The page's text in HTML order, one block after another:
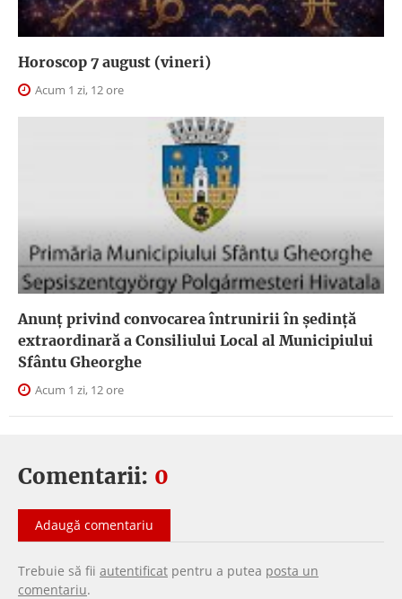
Horoscop 7 august (vineri)
Acum 1 zi, 12 ore
Anunţ privind convocarea întrunirii în şedinţă
extraordinară a Consiliului Local al Municipiului
Sfântu Gheorghe
Acum 1 zi, 12 ore
Comentarii: 0
Adaugă comentariu
Trebuie să fii autentificat pentru a putea posta un
comentariu.